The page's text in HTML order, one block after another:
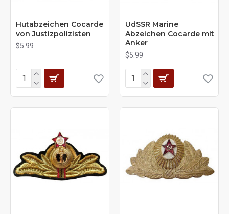
Hutabzeichen Cocarde
von Justizpolizisten
$5.99
UdSSR Marine
Abzeichen Cocarde mit
Anker
$5.99